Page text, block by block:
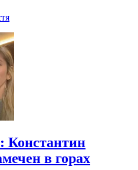
Константин
в горах